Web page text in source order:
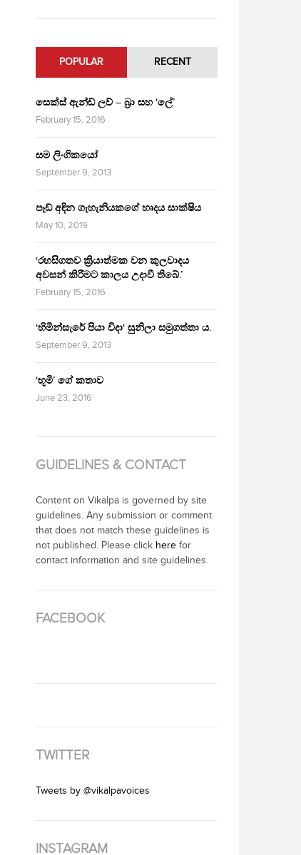
POPULAR RECENT
සෙක්ස් ඇන්ඩ් ලව් – බ්‍රා සහ ‘ලේ’
February 15, 2016
සම ලිංගිකයෝ
September 9, 2013
පෑඩ් අඳින ගැහැනියකගේ හෘදය සාක්ෂිය
May 10, 2019
‘රහසිගතව ක්‍රියාත්මක වන කුලවාදය
අවසන් කිරීමට කාලය උදාවී තිබේ.’
February 15, 2016
‘හිමින්සැරේ පියා විදා‘ සුනිලා සමුගත්තා ය.
September 9, 2013
‘භූමි’ ගේ කතාව
June 23, 2016
GUIDELINES & CONTACT
Content on Vikalpa is governed by site
guidelines. Any submission or comment
that does not match these guidelines is
not published. Please click here for
contact information and site guidelines.
FACEBOOK
TWITTER
Tweets by @vikalpavoices
INSTAGRAM